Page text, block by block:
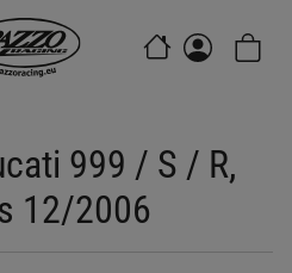
999 / S / R,
12/2006